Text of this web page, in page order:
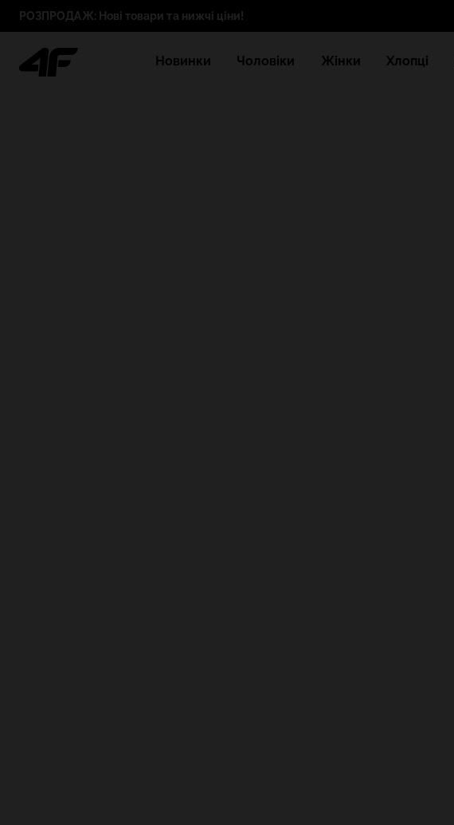
РОЗПРОДАЖ: Нові товари та нижчі ціни!
Новинки Чоловіки Жінки Хлопці